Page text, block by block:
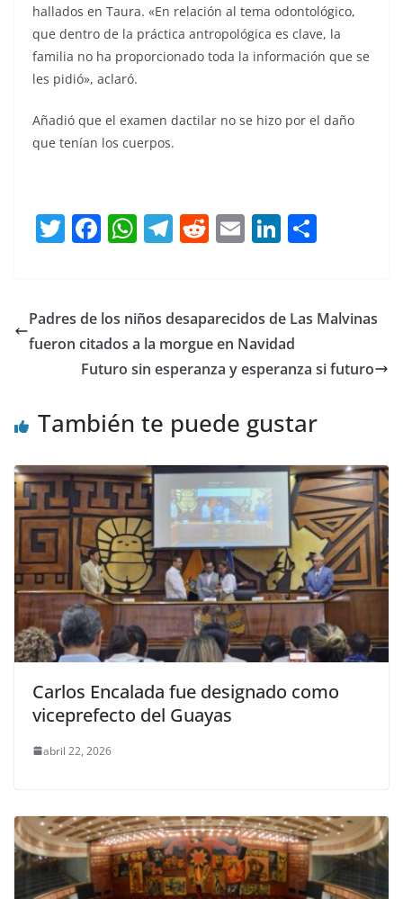
hallados en Taura. «En relación al tema odontológico,
que dentro de la práctica antropológica es clave, la
familia no ha proporcionado toda la información que se
les pidió», aclaró.
Añadió que el examen dactilar no se hizo por el daño
que tenían los cuerpos.
T
er
F
e
b
o
k
W
s
A
p
T
gr
a
m
R
di
t
E
l
Li
e
dI
n
p
tir
Padres de los niños desaparecidos de Las Malvinas
fueron citados a la morgue en Navidad
Futuro sin esperanza y esperanza si futuro
También te puede gustar
Carlos Encalada fue designado como
viceprefecto del Guayas
abril 22, 2026